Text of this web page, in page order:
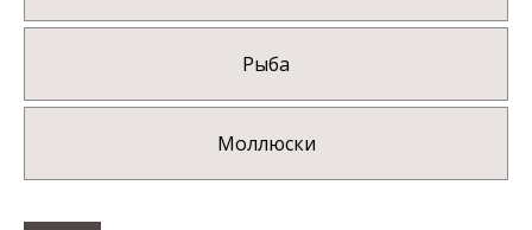
Рыба
Моллюски